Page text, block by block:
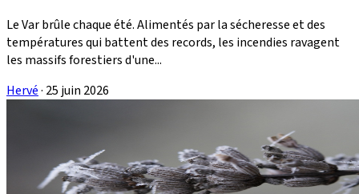
Le Var brûle chaque été. Alimentés par la sécheresse et des
températures qui battent des records, les incendies ravagent
les massifs forestiers d'une...
Hervé· 25 juin 2026